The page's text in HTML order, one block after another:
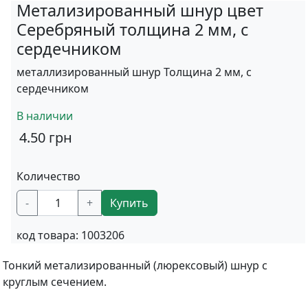
Метализированный шнур цвет
Серебряный толщина 2 мм, с
сердечником
металлизированный шнур Толщина 2 мм, с
сердечником
В наличии
4.50 грн
Количество
-
+ Купить
код товара: 1003206
Тонкий метализированный (люрексовый) шнур с
круглым сечением.